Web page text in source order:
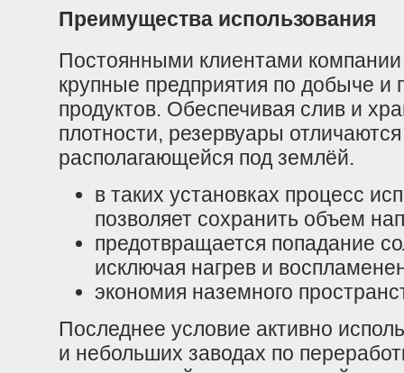
Преимущества использования
Постоянными клиентами
крупные предприятия по добыче и
продуктов. Обеспечивая слив и
плотности, резервуары
располагающейся под землёй.
в таких установках процесс
позволяет сохранить объем
предотвращается попадание
исключая нагрев и
экономия наземного
Последнее условие активно
и небольших заводах по